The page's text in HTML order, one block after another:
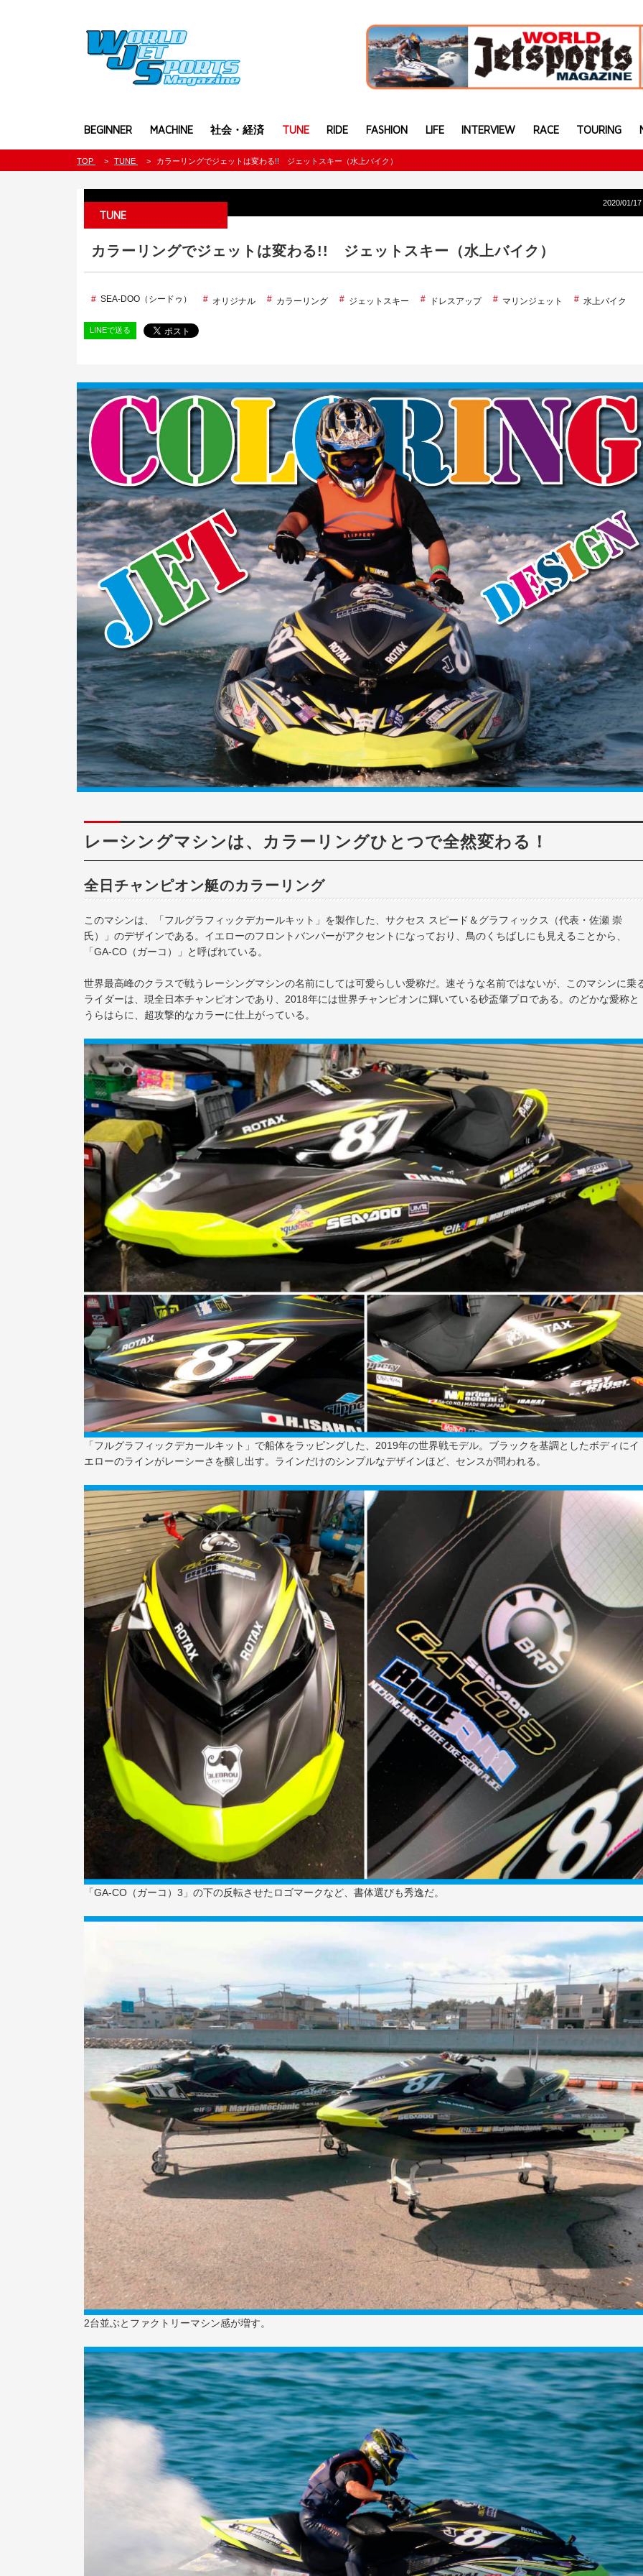
BEGINNER MACHINE 社会・経済 TUNE RIDE FASHION LIFE INTERVIEW RACE TOURING
TOP TUNE カラーリングでジェットは変わる!! ジェットスキー（水上バイク）
2020/01/17
TUNE
カラーリングでジェットは変わる!! ジェットスキー（水上バイク）
SEA-DOO（シードゥ） オリジナル カラーリング ジェットスキー ドレスアップ マリンジェット 水上バイク
LINEで送る
レーシングマシンは、カラーリングひとつで全然変わる！
全日チャンピオン艇のカラーリング
このマシンは、「フルグラフィックデカールキット」を製作した、サクセス スピード＆グラフィックス（代表・佐瀬 崇
氏）」のデザインである。イエローのフロントバンパーがアクセントになっており、鳥のくちばしにも見えることから、
「GA-CO（ガーコ）」と呼ばれている。
世界最高峰のクラスで戦うレーシングマシンの名前にしては可愛らしい愛称だ。速そうな名前ではないが、このマシンに乗
ライダーは、現全日本チャンピオンであり、2018年には世界チャンピオンに輝いている砂盃肇プロである。のどかな愛称と
うらはらに、超攻撃的なカラーに仕上がっている。
「フルグラフィックデカールキット」で船体をラッピングした、2019年の世界戦モデル。ブラックを基調としたボディにイ
エローのラインがレーシーさを醸し出す。ラインだけのシンプルなデザインほど、センスが問われる。
「GA-CO（ガーコ）3」の下の反転させたロゴマークなど、書体選びも秀逸だ。
2台並ぶとファクトリーマシン感が増す。